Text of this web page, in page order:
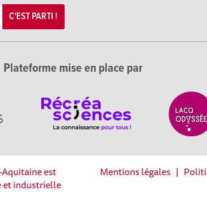
en garantissant la conformité avec
C'EST PARTI !
Plateforme mise en place par
est
et industrielle
Mentions légales|